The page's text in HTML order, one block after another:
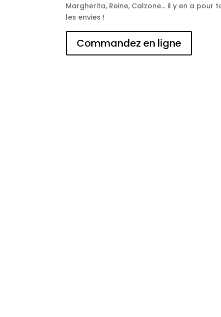
Margherita, Reine, Calzone… il y en a
les envies !
Commandez en ligne